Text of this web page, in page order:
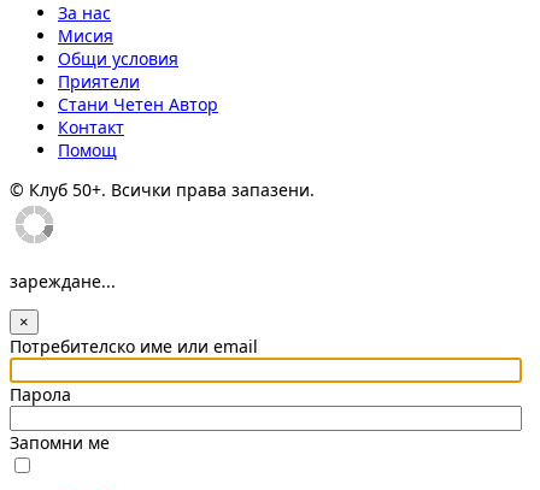
За нас
Мисия
Общи условия
Приятели
Стани Четен Автор
Контакт
Помощ
© Клуб 50+. Всички права запазени.
зареждане...
×
Потребителско име или email
Парола
Запомни ме